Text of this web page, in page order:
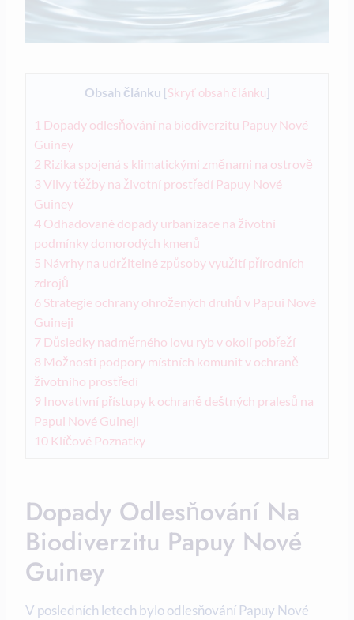
Obsah článku [Skryť obsah článku]
1 Dopady ⁢odlesňování‍ na biodiverzitu Papuy ‌Nové
Guiney
2 Rizika spojená s⁣ klimatickými ⁤změnami na ostrově
3 Vlivy těžby ⁣na životní prostředí ‌Papuy‍ Nové
Guiney
4 Odhadované⁢ dopady urbanizace​ na životní
podmínky domorodých ⁣kmenů
5 Návrhy na udržitelné způsoby ‌využití ​přírodních‌
zdrojů
6 Strategie ochrany ohrožených druhů v Papui⁤ Nové
Guineji
7 Důsledky nadměrného‌ lovu ryb v ⁤okolí ‌pobřeží
8 Možnosti podpory místních komunit‍ v ochraně​
životního⁣ prostředí
9 Inovativní přístupy k ⁣ochraně ​deštných pralesů na
Papui Nové Guineji
10 Klíčové ⁤Poznatky
Dopady ⁢odlesňování‍ Na
Biodiverzitu Papuy ‌Nové
Guiney
V ​posledních​ letech bylo ⁤odlesňování Papuy Nové